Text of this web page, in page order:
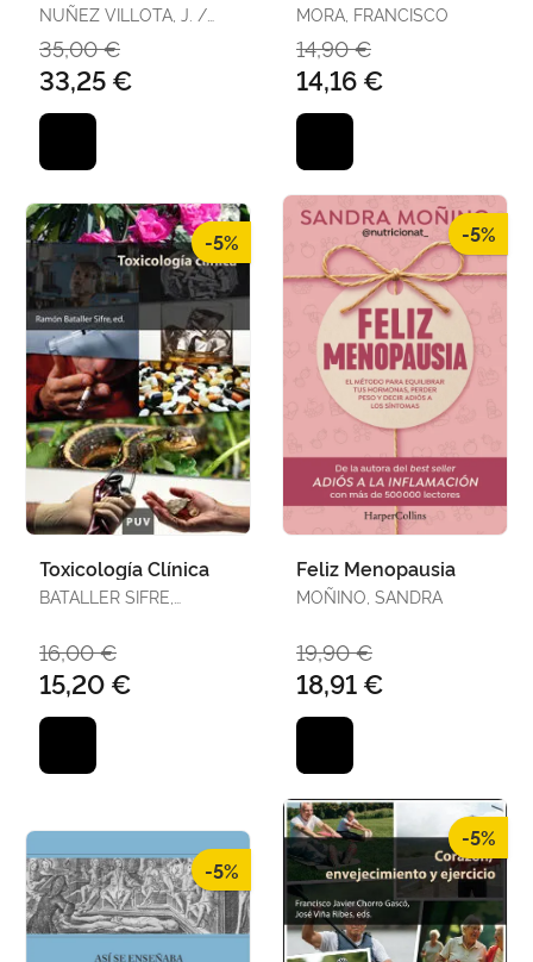
NUÑEZ VILLOTA, J. /
35,00 €
33,25 €
MORA, FRANCISCO
14,90 €
14,16 €
-5%
Toxicología Clínica
BATALLER SIFRE,
16,00 €
15,20 €
-5%
Feliz Menopausia
MOÑINO, SANDRA
19,90 €
18,91 €
-5%
-5%